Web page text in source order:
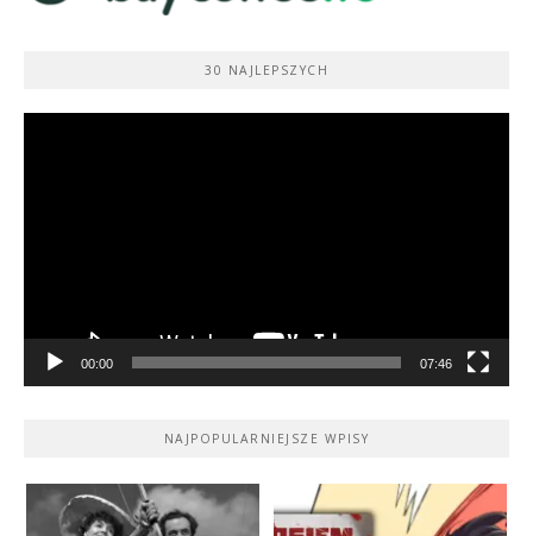
30 NAJLEPSZYCH
00:00 07:46
NAJPOPULARNIEJSZE WPISY